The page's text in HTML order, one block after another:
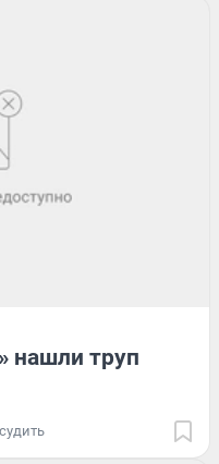
нашли труп